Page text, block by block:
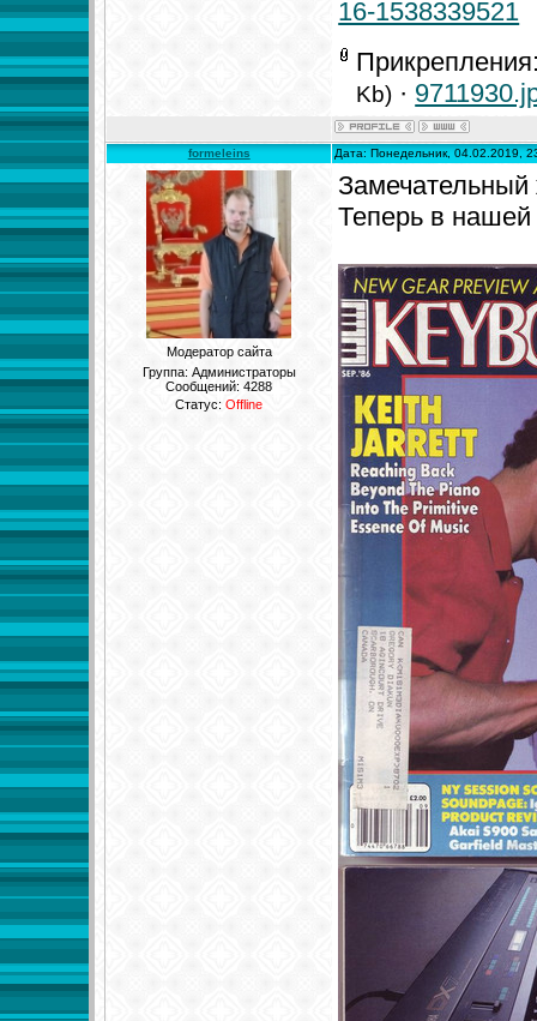
16-1538339521
Kb) ·
formeleins Дата: Понедельник, 04.02.2019,
Модератор сайта
Группа: Администраторы
Сообщений:4288
Статус:Offline
Замечательный
Теперь в нашей